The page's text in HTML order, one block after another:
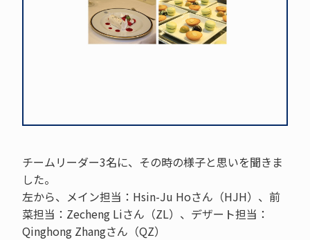
チームリーダー3名に、その時の様子と思いを聞きま
した。
左から、メイン担当：Hsin-Ju Hoさん（HJH）、前
菜担当：Zecheng Liさん（ZL）、デザート担当：
Qinghong Zhangさん（QZ）